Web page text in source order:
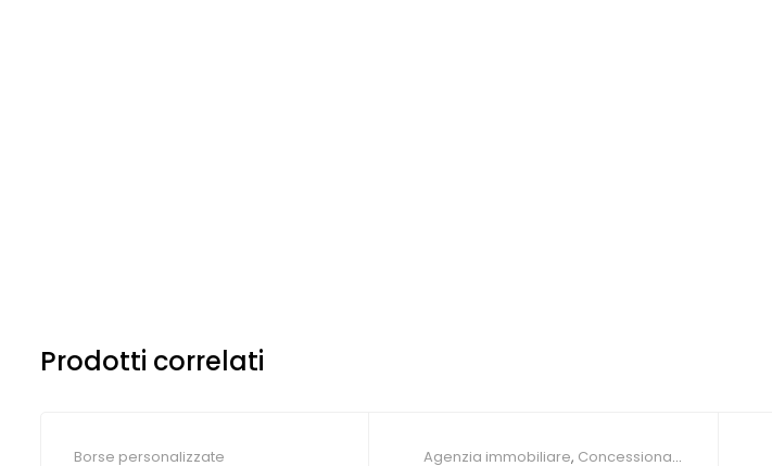
Prodotti correlati
Borse personalizzate Agenzia immobiliare, Concessionari